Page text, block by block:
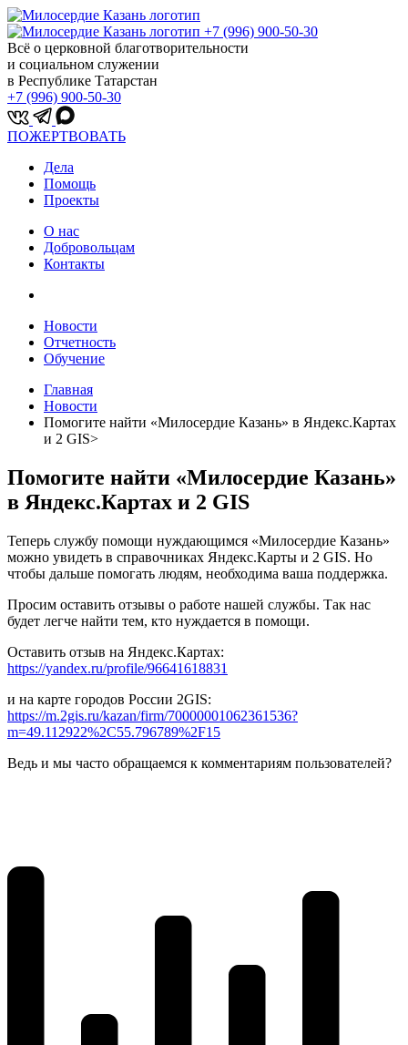
+7 (996) 900-50-30
Всё о церковной благотворительности
и социальном служении
в Республике Татарстан
+7 (996) 900-50-30
ПОЖЕРТВОВАТЬ
Дела
Помощь
Проекты
О нас
Добровольцам
Контакты
Новости
Отчетность
Обучение
Главная
Новости
Помогите найти «Милосердие Казань» в Яндекс.Картах
и 2 GIS>
Помогите найти «Милосердие Казань»
в Яндекс.Картах и 2 GIS
Теперь службу помощи нуждающимся «Милосердие Казань»
можно увидеть в справочниках Яндекс.Карты и 2 GIS. Но
чтобы дальше помогать людям, необходима ваша поддержка.
Просим оставить отзывы о работе нашей службы. Так нас
будет легче найти тем, кто нуждается в помощи.
Оставить отзыв на Яндекс.Картах:
https://yandex.ru/profile/96641618831
и на карте городов России 2GIS:
https://m.2gis.ru/kazan/firm/70000001062361536?
m=49.112922%2C55.796789%2F15
Ведь и мы часто обращаемся к комментариям пользователей?